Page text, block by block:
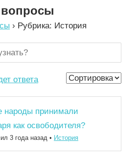
› Рубрика: История
ответа
народы принимали
как освободителя?
3 года назад • История